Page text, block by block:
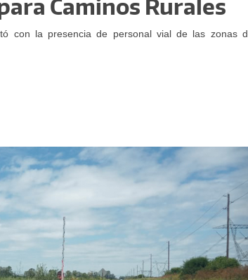
Caminos Rurales
con la presencia de personal vial de las zonas